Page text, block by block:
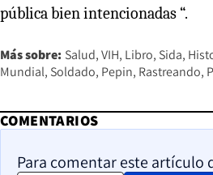
pública bien intencionadas “.
Más sobre: Salud VIH Libro Sida
Mundial Soldado Pepin Rastreando
COMENTARIOS
Para comentar este artículo